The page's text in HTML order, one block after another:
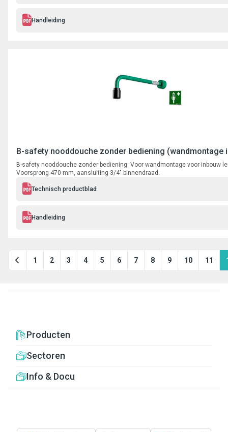
Handleiding
B-safety nooddouche zonder bediening (wandmontage
B-safety nooddouche zonder bediening. Voor wandmontage voor inbouw
Voorsprong 470 mm, aansluiting 3/4" binnendraad.
Technisch productblad
Handleiding
1 2 3 4 5 6 7 8 9 10 11
Producten
Sectoren
Info & Docu